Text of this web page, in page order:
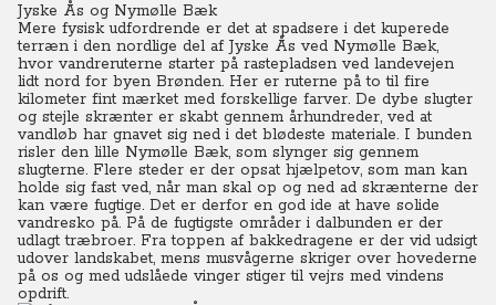
Jyske Ås og Nymølle Bæk
Mere fysisk udfordrende er det at spadsere i det kuperede
terræn i den nordlige del af Jyske Ås ved Nymølle Bæk,
hvor vandreruterne starter på rastepladsen ved landevejen
lidt nord for byen Brønden. Her er ruterne på to til fire
kilometer fint mærket med forskellige farver. De dybe slugter
og stejle skrænter er skabt gennem århundreder, ved at
vandløb har gnavet sig ned i det blødeste materiale. I bunden
risler den lille Nymølle Bæk, som slynger sig gennem
slugterne. Flere steder er der opsat hjælpetov, som man kan
holde sig fast ved, når man skal op og ned ad skrænterne der
kan være fugtige. Det er derfor en god ide at have solide
vandresko på. På de fugtigste områder i dalbunden er der
udlagt træbroer. Fra toppen af bakkedragene er der vid udsigt
udover landskabet, mens musvågerne skriger over hovederne
på os og med udslåede vinger stiger til vejrs med vindens
opdrift.